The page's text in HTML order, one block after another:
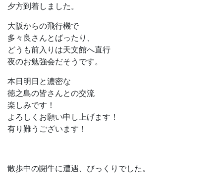
夕方到着しました。
大阪からの飛行機で
多々良さんとばったり、
どうも前入りは天文館へ直行
夜のお勉強会だそうです。
本日明日と濃密な
徳之島の皆さんとの交流
楽しみです！
よろしくお願い申し上げます！
有り難うございます！
散歩中の闘牛に遭遇、びっくりでした。